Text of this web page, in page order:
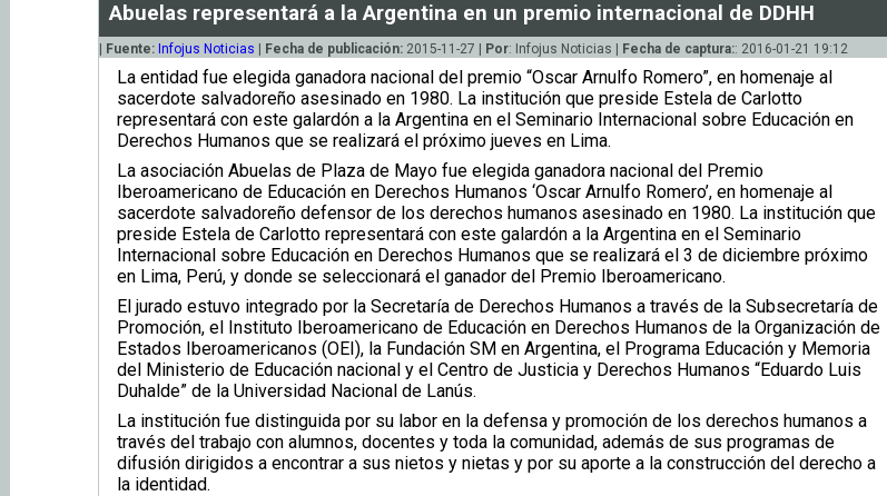
Abuelas representará a la Argentina en un premio internacional de DDHH
| Fuente: Infojus Noticias | Fecha de publicación:2015-11-27 | Por: Infojus Noticias | Fecha de captura:: 2016-01-21 19:12
La entidad fue elegida ganadora nacional del premio “Oscar Arnulfo Romero”, en homenaje al
sacerdote salvadoreño asesinado en 1980. La institución que preside Estela de Carlotto
representará con este galardón a la Argentina en el Seminario Internacional sobre Educación en
Derechos Humanos que se realizará el próximo jueves en Lima.
La asociación Abuelas de Plaza de Mayo fue elegida ganadora nacional del Premio
Iberoamericano de Educación en Derechos Humanos ‘Oscar Arnulfo Romero’, en homenaje al
sacerdote salvadoreño defensor de los derechos humanos asesinado en 1980. La institución que
preside Estela de Carlotto representará con este galardón a la Argentina en el Seminario
Internacional sobre Educación en Derechos Humanos que se realizará el 3 de diciembre próximo
en Lima, Perú, y donde se seleccionará el ganador del Premio Iberoamericano.
El jurado estuvo integrado por la Secretaría de Derechos Humanos a través de la Subsecretaría de
Promoción, el Instituto Iberoamericano de Educación en Derechos Humanos de la Organización de
Estados Iberoamericanos (OEI), la Fundación SM en Argentina, el Programa Educación y Memoria
del Ministerio de Educación nacional y el Centro de Justicia y Derechos Humanos “Eduardo Luis
Duhalde” de la Universidad Nacional de Lanús.
La institución fue distinguida por su labor en la defensa y promoción de los derechos humanos a
través del trabajo con alumnos, docentes y toda la comunidad, además de sus programas de
difusión dirigidos a encontrar a sus nietos y nietas y por su aporte a la construcción del derecho a
la identidad.